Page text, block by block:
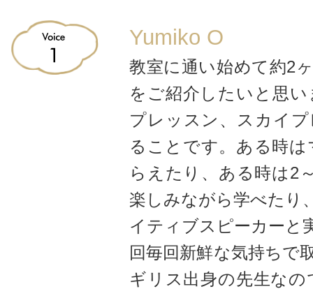
Yumiko O
教室に通い始めて約2
をご紹介したいと思
プレッスン、スカイ
ることです。ある時
らえたり、ある時は2
楽しみながら学べたり
イティブスピーカーと
回毎回新鮮な気持ちで
ギリス出身の先生な